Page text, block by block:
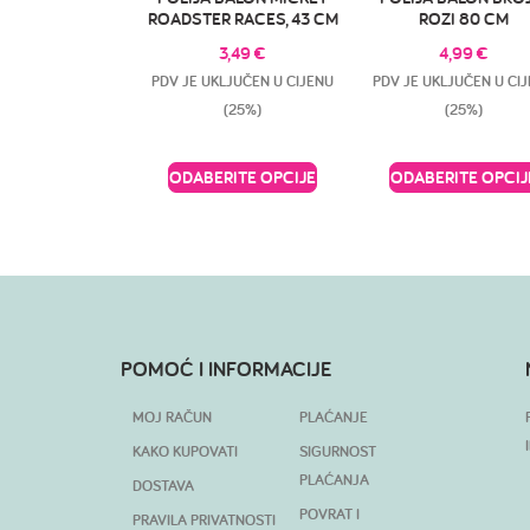
ROADSTER RACES, 43 CM
3,49€
PDV JE UKLJUČEN U CIJENU
(25%)
ODABERITE OPCIJE
ROZI 80 CM
4,99€
PDV JE UKLJUČEN U
(25%)
ODABERITE
POMOĆ I INFORMACIJE
MOJ RAČUN
KAKO KUPOVATI
DOSTAVA
PRAVILA PRIVATNOSTI
PLAĆANJE
SIGURNOST
PLAĆANJA
POVRAT I